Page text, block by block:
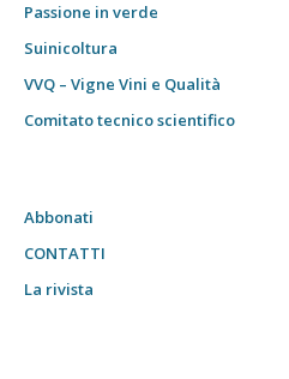
Passione in verde
Suinicoltura
VVQ – Vigne Vini e Qualità
Comitato tecnico scientifico
Abbonati
CONTATTI
La rivista